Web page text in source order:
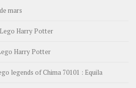
mars
Harry Potter
Harry Potter
legends of Chima 70101 : Equila